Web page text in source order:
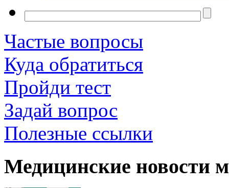
Частые вопросы
Куда обратиться
Пройди тест
Задай вопрос
Полезные ссылки
Медицинские новости